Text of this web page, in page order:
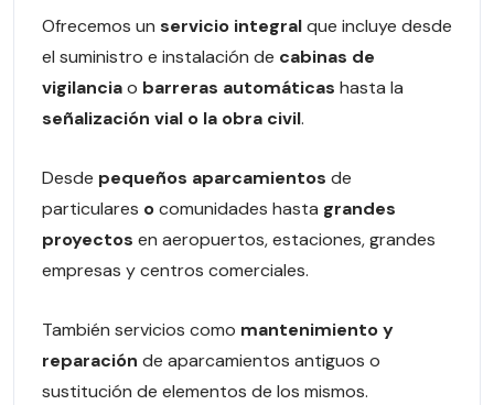
Ofrecemos un servicio integralque incluye desde
el suministro e instalación de cabinas de
vigilanciao barreras automáticas hasta la
señalización vial o la obra civil.
Desde pequeños aparcamientos de
particulares ocomunidades hasta grandes
proyectos en aeropuertos, estaciones, grandes
empresas y centros comerciales.
También servicios como mantenimiento y
reparación de aparcamientos antiguos o
sustitución de elementos de los mismos.